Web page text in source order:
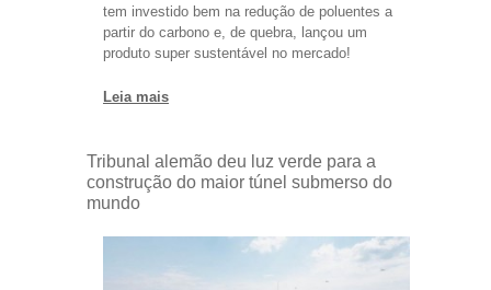
tem investido bem na redução de poluentes a
partir do carbono e, de quebra, lançou um
produto super sustentável no mercado!
Leia mais
Tribunal alemão deu luz verde para a
construção do maior túnel submerso do
mundo